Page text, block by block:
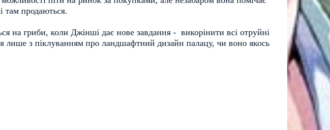
там продаються.
на гриби, коли Джінші дає нове завдання -  викорінити всі отруйні
лише з піклуванням про ландшафтний дизайн палацу, чи воно якось